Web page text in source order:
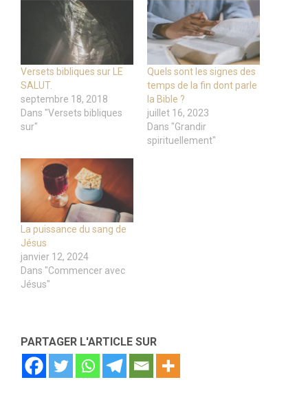
Versets bibliques sur LE
SALUT.
septembre 18, 2018
Dans "Versets bibliques
sur"
Quels sont les signes des
temps de la fin dont parle
la Bible ?
juillet 16, 2023
Dans "Grandir
spirituellement"
La puissance du sang de
Jésus
janvier 12, 2024
Dans "Commencer avec
Jésus"
PARTAGER L'ARTICLE SUR